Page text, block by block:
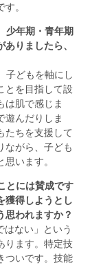
。
少年期・青年期
りましたら、
子どもを軸にし
とを目指して設
は肌で感じま
遊んだりしま
たちを支援して
ながら、子ども
います。
とには賛成です
獲得しようとし
思われますか？
はない」という
ります。特定技
ついです。技能